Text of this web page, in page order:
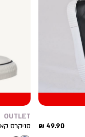
מחיר
49.90 ₪
OUTLET
סניקרס